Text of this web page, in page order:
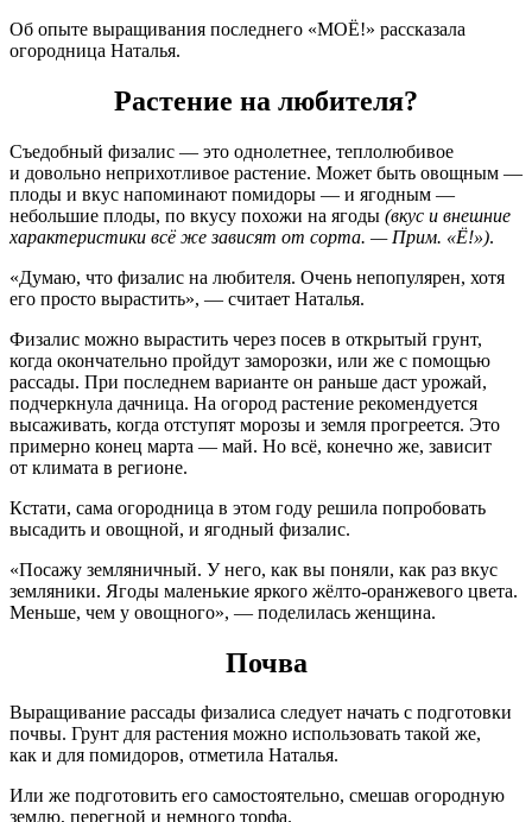
Об опыте выращивания последнего «МОЁ!» рассказала
огородница Наталья.
Растение на любителя?
Съедобный физалис — это однолетнее, теплолюбивое
и довольно неприхотливое растение. Может быть овощным —
плоды и вкус напоминают помидоры — и ягодным —
небольшие плоды, по вкусу похожи на ягоды (вкус и внешние
характеристики всё же зависят от сорта. — Прим. «Ё!»).
«Думаю, что физалис на любителя. Очень непопулярен, хотя
его просто вырастить», — считает Наталья.
Физалис можно вырастить через посев в открытый грунт,
когда окончательно пройдут заморозки, или же с помощью
рассады. При последнем варианте он раньше даст урожай,
подчеркнула дачница. На огород растение рекомендуется
высаживать, когда отступят морозы и земля прогреется. Это
примерно конец марта — май. Но всё, конечно же, зависит
от климата в регионе.
Кстати, сама огородница в этом году решила попробовать
высадить и овощной, и ягодный физалис.
«Посажу земляничный. У него, как вы поняли, как раз вкус
земляники. Ягоды маленькие яркого жёлто-оранжевого цвета.
Меньше, чем у овощного», — поделилась женщина.
Почва
Выращивание рассады физалиса следует начать с подготовки
почвы. Грунт для растения можно использовать такой же,
как и для помидоров, отметила Наталья.
Или же подготовить его самостоятельно, смешав огородную
землю, перегной и немного торфа.